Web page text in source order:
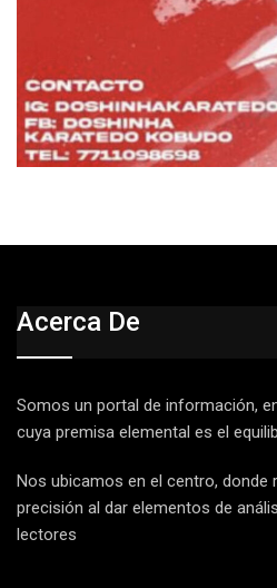
Acerca De
Somos un portal de información,
cuya premisa elemental es el
Nos ubicamos en el centro, donde
precisión al dar elementos de
lectores